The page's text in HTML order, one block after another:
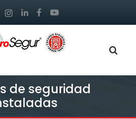
de seguridad